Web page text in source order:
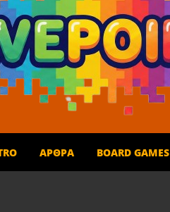
για όλη την οικογένεια!
ΆΡΘΡΑ BOARD GAMES